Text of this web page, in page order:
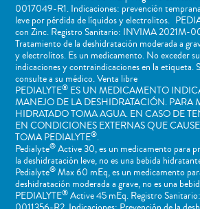
0017049-R1. Indicaciones: prevención
leve por pérdida de líquidos y electrolitos.
con Zinc. Registro Sanitario: INVIMA 2021M-
Tratamiento de la deshidratación moderada a
y electrolitos. Es un medicamento. No exceder
indicaciones y contraindicaciones en la etiqueta.
consulte a su médico. Venta libre
PEDIALYTE®ES UN MEDICAMENTO
MANEJO DE LA DESHIDRATACIÓN. PARA
HIDRATADO TOMA AGUA. EN CASO DE
EN CONDICIONES EXTERNAS QUE
TOMA PEDIALYTE®.
Pedialyte®Active 30, es un medicamento para
la deshidratación leve, no es una bebida
Pedialyte®Max 60 mEq, es un medicamento
deshidratación moderada a grave, no es una
PEDIALYTE®Active 45 mEq. Registro